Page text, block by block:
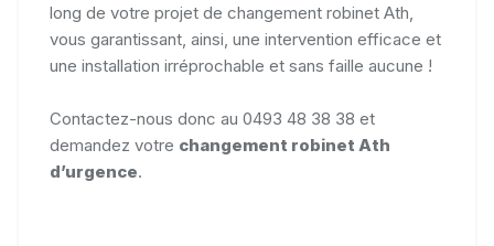
long de votre projet de changement robinet Ath,
vous garantissant, ainsi, une intervention efficace et
une installation irréprochable et sans faille aucune !
Contactez-nous donc au 0493 48 38 38 et
demandez votre changement robinet Ath
d’urgence.